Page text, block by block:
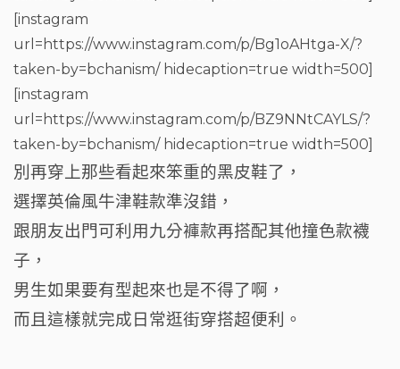
[instagram
url=https://www.instagram.com/p/Bg1oAHtga-X/?
taken-by=bchanism/ hidecaption=true width=500]
[instagram
url=https://www.instagram.com/p/BZ9NNtCAYLS/?
taken-by=bchanism/ hidecaption=true width=500]
別再穿上那些看起來笨重的黑皮鞋了，
選擇英倫風牛津鞋款準沒錯，
跟朋友出門可利用九分褲款再搭配其他撞色款襪
子，
男生如果要有型起來也是不得了啊，
而且這樣就完成日常逛街穿搭超便利。